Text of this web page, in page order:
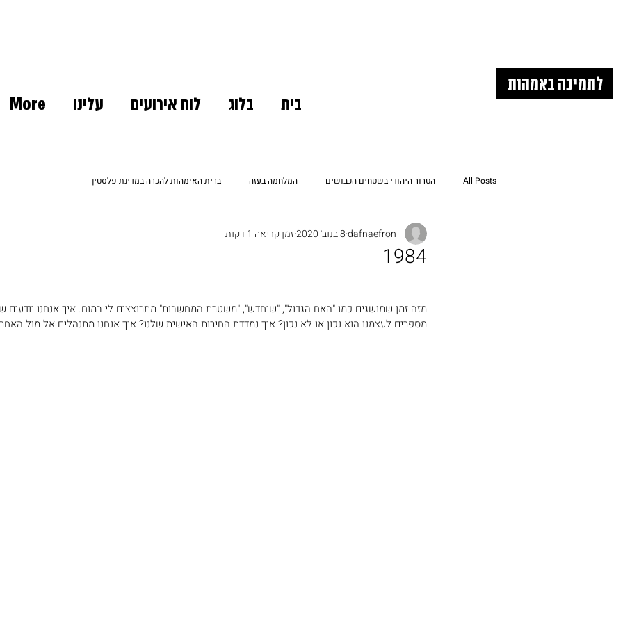
בית בלוג לוח אירועים עלינו More
לתמיכה באמהות
All Posts הטרור היהודי בשטחים הכבושים המלחמה בעזה ברית האימהות להכרה במדינת פלסטין
תוציאו את הילדים שלנו מהשטחים הכבוש כרוניקה של מחאה
1984
dafnaefron8 בנוב׳ 2020 זמן קריאה 1 דקות
מזה זמן שמושגים כמו "האח הגדול", "שיחדש", "משטרת המחשבות" מתרוצצים לי במוח. איך אנחנו יודעים
מספרים לעצמנו הוא נכון או לא נכון? איך נמדדת החירות האישית שלנו? איך אנחנו מתנהלים אל מול